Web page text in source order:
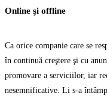
Online şi offline
Ca orice companie care se
în continuă creştere şi cu
promovare a serviciilor, iar
nesemnificative. Li s-a